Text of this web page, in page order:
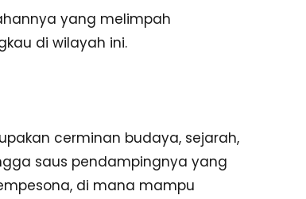
yang melimpah
di wilayah ini.
cerminan budaya, sejarah,
saus pendampingnya yang
di mana mampu